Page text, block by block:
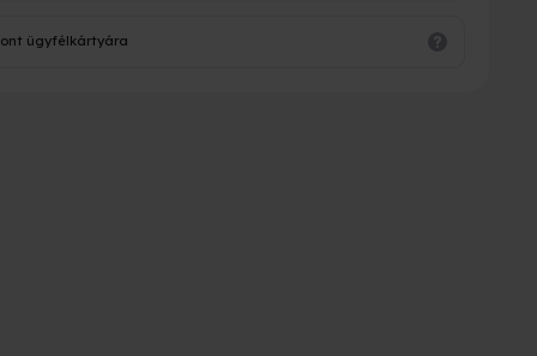
ügyfélkártyára